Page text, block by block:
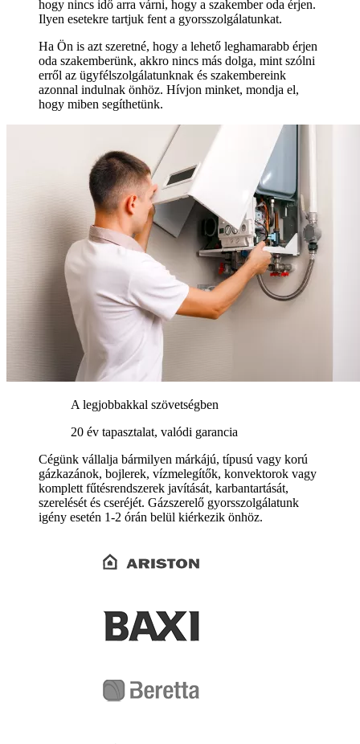
hogy nincs idő arra várni, hogy a szakember oda érjen.
Ilyen esetekre tartjuk fent a gyorsszolgálatunkat.
Ha Ön is azt szeretné, hogy a lehető leghamarabb érjen
oda szakemberünk, akkro nincs más dolga, mint szólni
erről az ügyfélszolgálatunknak és szakembereink
azonnal indulnak önhöz. Hívjon minket, mondja el,
hogy miben segíthetünk.
A legjobbakkal szövetségben
20 év tapasztalat, valódi garancia
Cégünk vállalja bármilyen márkájú, típusú vagy korú
gázkazánok, bojlerek, vízmelegítők, konvektorok vagy
komplett fűtésrendszerek javítását, karbantartását,
szerelését és cseréjét. Gázszerelő gyorsszolgálatunk
igény esetén 1-2 órán belül kiérkezik önhöz.